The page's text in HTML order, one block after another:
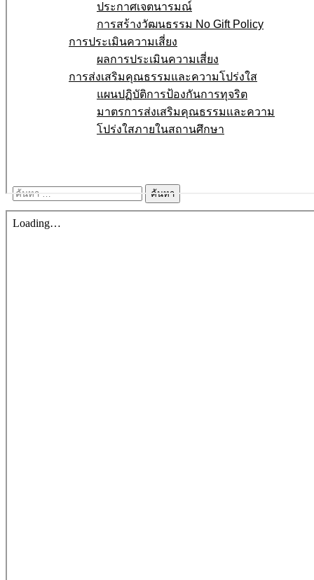
ประกาศเจตนารมณ์
การสร้างวัฒนธรรม No Gift Policy
การประเมินความเสี่ยง
ผลการประเมินความเสี่ยง
การส่งเสริมคุณธรรมและความโปร่งใส
แผนปฏิบัติการป้องกันการทุจริต
มาตรการส่งเสริมคุณธรรมเเละความ
โปร่งใสภายในสถานศึกษา
ค้นหา
สำหรับ: